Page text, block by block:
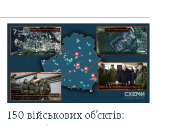
150 військових об’єктів: